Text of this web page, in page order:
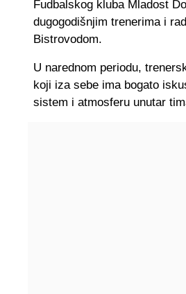
Fudbalskog kluba Mladost
dugogodišnjim trenerima i
Bistrovodom.
U narednom periodu,
koji iza sebe ima bogato
sistem i atmosferu unutar